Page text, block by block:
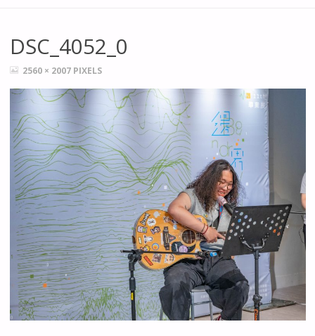
DSC_4052_0
FULL2560 × 2007 PIXELS